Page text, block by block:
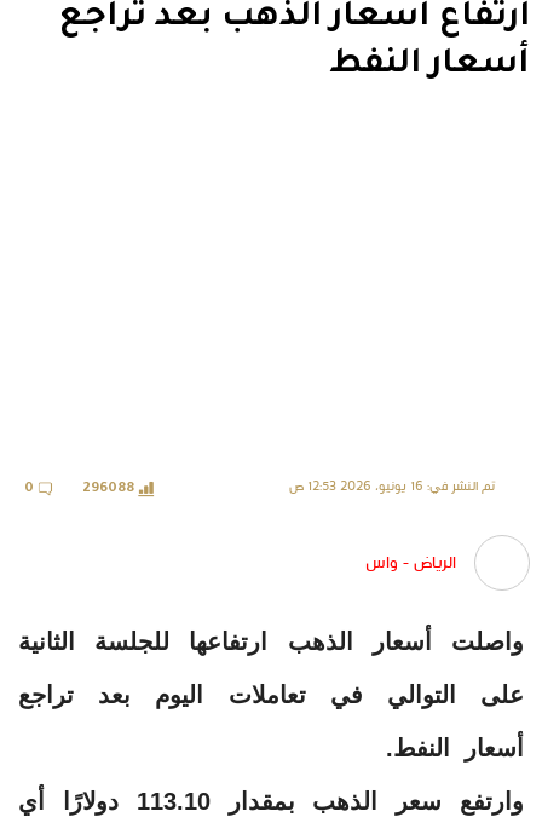
ارتفاع أسعار الذهب بعد تراجع
أسعار النفط
تم النشر في: 16 يونيو، 2026 12:53 ص 296088
0
الرياض - واس
واصلت أسعار الذهب ارتفاعها للجلسة الثانية
على التوالي في تعاملات اليوم بعد تراجع
أسعار النفط.
وارتفع سعر الذهب بمقدار 113.10 دولارًا أي